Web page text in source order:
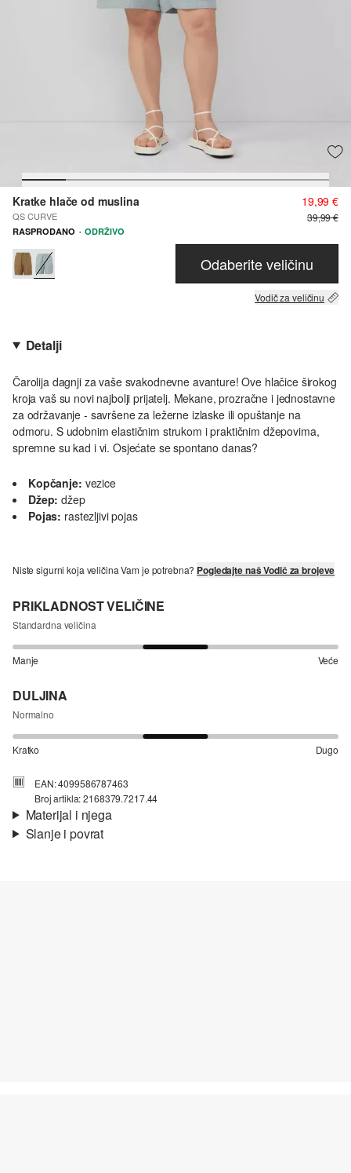
Kratke hlače od muslina
QS CURVE
19,99 €
39,99 €
RASPRODANO · ODRŽIVO
Odaberite veličinu
Vodič za veličinu
Detalji
Čarolija dagnji za vaše svakodnevne avanture! Ove hlačice širokog
kroja vaš su novi najbolji prijatelj. Mekane, prozračne i jednostavne
za održavanje - savršene za ležerne izlaske ili opuštanje na
odmoru. S udobnim elastičnim strukom i praktičnim džepovima,
spremne su kad i vi. Osjećate se spontano danas?
Kopčanje: vezice
Džep: džep
Pojas: rastezljivi pojas
Niste sigurni koja veličina Vam je potrebna? Pogledajte naš Vodič za brojeve
PRIKLADNOST VELIČINE
Standardna veličina
Manje Veće
DULJINA
Normalno
Kratko Dugo
EAN: 4099586787463
Broj artikla: 2168379.7217.44
Materijal i njega
Slanje i povrat